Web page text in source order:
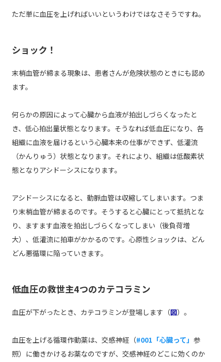
ただ単に血圧を上げればいいというわけではなさそうですね。
ショック！
末梢血管が締まる現象は、患者さんが危険状態のときにも認め
ます。
何らかの原因によって心臓から血液が拍出しづらくなったと
き、低心拍出量状態となります。そうなれば低血圧になり、各
組織に血液を届けるという心臓本来の仕事ができず、低灌流
（かんりゅう）状態となります。それにより、組織は低酸素状
態となりアシドーシスになります。
アシドーシスになると、動脈血管は収縮してしまいます。つま
り末梢血管が締まるのです。そうすると心臓にとって抵抗とな
り、ますます血液を拍出しづらくなってしまい（後負荷増
大）、低灌流に拍車がかかるのです。心原性ショックは、どん
どん悪循環に陥っていきます。
低血圧の救世主4つのカテコラミン
血圧が下がったとき、カテコラミンが登場します（図）。
血圧を上げる循環作動薬は、交感神経（#001「心臓って」 参
照）に働きかけるお薬なのですが、交感神経のどこに効くのか